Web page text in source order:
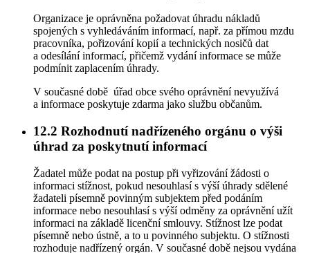
Organizace je oprávněna požadovat úhradu nákladů
spojených s vyhledáváním informací, např. za přímou mzdu
pracovníka, pořizování kopií a technických nosičů dat
a odesílání informací, přičemž vydání informace se může
podmínit zaplacením úhrady.
V současné době úřad obce svého oprávnění nevyužívá
a informace poskytuje zdarma jako službu občanům.
12.2 Rozhodnutí nadřízeného orgánu o výši
úhrad za poskytnutí informací
Žadatel může podat na postup při vyřizování žádosti o
informaci stížnost, pokud nesouhlasí s výší úhrady sdělené
žadateli písemně povinným subjektem před podáním
informace nebo nesouhlasí s výší odměny za oprávnění užít
informaci na základě licenční smlouvy. Stížnost lze podat
písemně nebo ústně, a to u povinného subjektu. O stížnosti
rozhoduje nadřízený orgán. V současné době nejsou vydána